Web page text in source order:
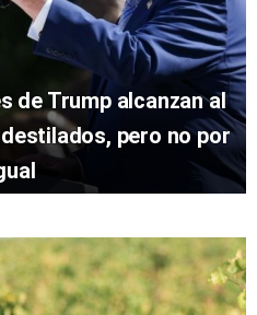
de Trump alcanzan al
pero no por